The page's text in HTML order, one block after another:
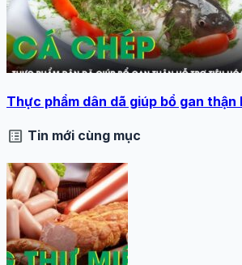
Thực phẩm dân dã giúp bổ gan
list_alt Tin mới cùng mục